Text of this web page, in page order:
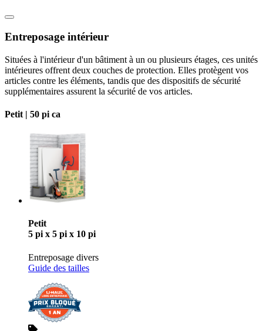
Entreposage intérieur
Situées à l'intérieur d'un bâtiment à un ou plusieurs étages, ces unités
intérieures offrent deux couches de protection. Elles protègent vos
articles contre les éléments, tandis que des dispositifs de sécurité
supplémentaires assurent la sécurité de vos articles.
Petit | 50 pi ca
Petit
5 pi x 5 pi x 10 pi
Entreposage divers
Guide des tailles